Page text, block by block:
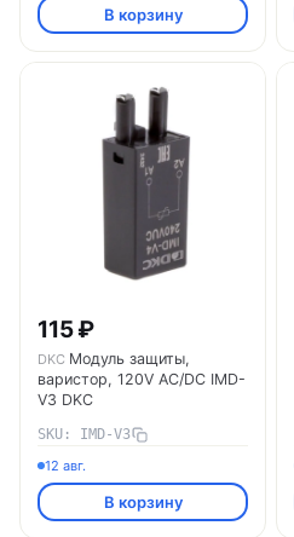
В корзину
115 ₽
DKC Модуль защиты,
варистор, 120V AC/DC IMD-
V3 DKC
SKU: IMD-V3
12 авг.
В корзину